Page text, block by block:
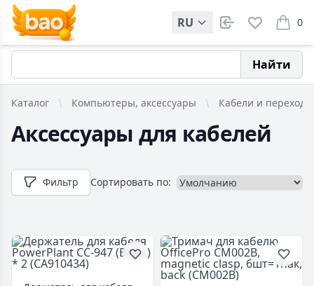
RU 0
items
Найти
Каталог Компьютеры, аксессуары Кабели и
Аксессуары для кабелей
Фильтр Сортировать по: